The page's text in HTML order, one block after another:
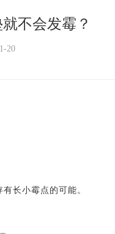
不会发霉？
20
长小霉点的可能。